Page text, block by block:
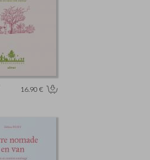
16.90 €